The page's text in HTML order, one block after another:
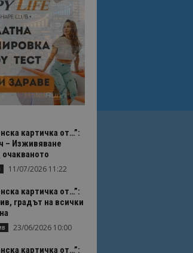
картичка от…”:
– Изживяване
11/07/2026 11:22
картичка от…”:
градът на всички
23/06/2026 10:00
картичка от…”: